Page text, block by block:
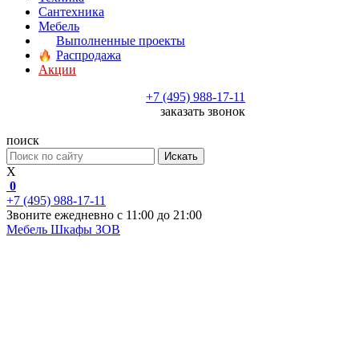
Сантехника
Мебель
Выполненные проекты
Распродажа
Акции
+7 (495) 988-17-11
заказать звонок
поиск
Искать
X
0
+7 (495) 988-17-11
Звоните ежедневно с 11:00 до 21:00
Мебель Шкафы ЗОВ